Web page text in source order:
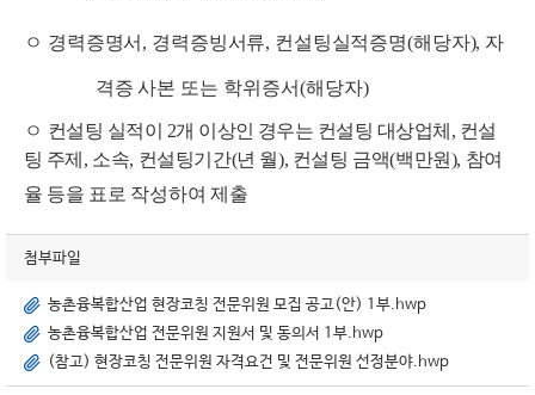
ㅇ 경력증명서 , 경력증빙서류, 컨설팅실적증명(해당자), 자
격증 사본 또는 학위증서(해당자)
ㅇ 컨설팅 실적이 2개 이상인 경우는 컨설팅 대상업체 , 컨설
팅 주제 , 소속, 컨설팅기간(년 월), 컨설팅 금액(백만원), 참여
율 등을 표로 작성하여 제출
첨부파일
농촌융복합산업 현장코칭 전문위원 모집 공고(안) 1부.hwp
농촌융복합산업 전문위원 지원서 및 동의서 1부.hwp
(참고) 현장코칭 전문위원 자격요건 및 전문위원 선정분야.hwp